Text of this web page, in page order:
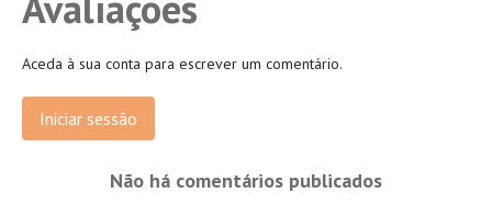
Aceda à sua conta para escrever um comentário.
Iniciar sessão
Não há comentários publicados